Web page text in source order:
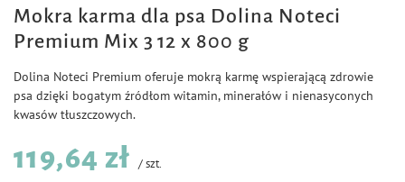
Mokra karma dla psa Dolina Noteci
Premium Mix 3 12 x 800 g
Dolina Noteci Premium oferuje mokrą karmę wspierającą zdrowie
psa dzięki bogatym źródłom witamin, minerałów i nienasyconych
kwasów tłuszczowych.
119,64 zł /szt.